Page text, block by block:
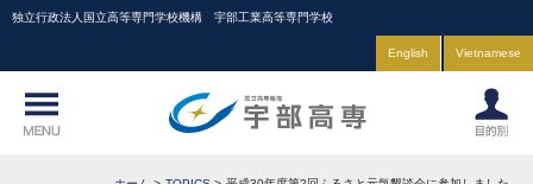
独立行政法人国立高等専門学校機構 宇部工業高等専門学校
English Vietnamese